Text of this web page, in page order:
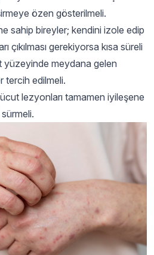
özen gösterilmeli.
sahip bireyler; kendini izole edip
çıkılması gerekiyorsa kısa süreli
yüzeyinde meydana gelen
tercih edilmeli.
lezyonları tamamen iyileşene